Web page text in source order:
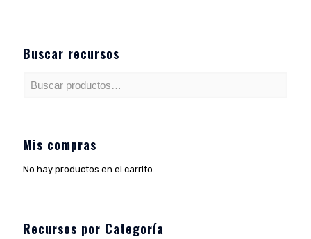
Buscar recursos
Mis compras
No hay productos en el carrito.
Recursos por Categoría